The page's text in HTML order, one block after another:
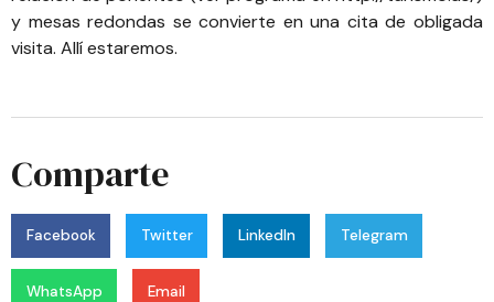
y mesas redondas se convierte en una cita de obligada
visita. Allí estaremos.
Comparte
Facebook Twitter LinkedIn Telegram
WhatsApp Email